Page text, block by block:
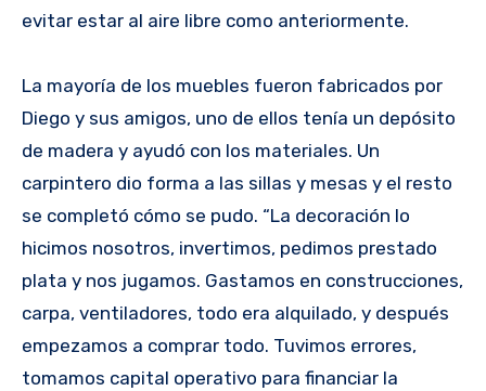
evitar estar al aire libre como anteriormente.
La mayoría de los muebles fueron fabricados por
Diego y sus amigos, uno de ellos tenía un depósito
de madera y ayudó con los materiales. Un
carpintero dio forma a las sillas y mesas y el resto
se completó cómo se pudo. “La decoración lo
hicimos nosotros, invertimos, pedimos prestado
plata y nos jugamos. Gastamos en construcciones,
carpa, ventiladores, todo era alquilado, y después
empezamos a comprar todo. Tuvimos errores,
tomamos capital operativo para financiar la